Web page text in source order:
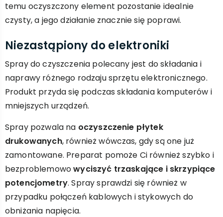
temu oczyszczony element pozostanie idealnie
czysty, a jego działanie znacznie się poprawi.
Niezastąpiony do elektroniki
Spray do czyszczenia polecany jest do składania i
naprawy różnego rodzaju sprzętu elektronicznego.
Produkt przyda się podczas składania komputerów i
mniejszych urządzeń.
Spray pozwala na oczyszczenie płytek
drukowanych, również wówczas, gdy są one już
zamontowane. Preparat pomoże Ci również szybko i
bezproblemowowyciszyć trzaskające i skrzypiące
potencjometry. Spray sprawdzi się również w
przypadku połączeń kablowych i stykowych do
obniżania napięcia.